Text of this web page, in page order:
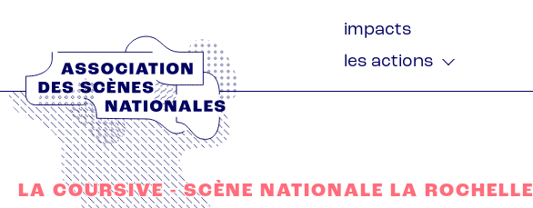
contenu
principal
Navigation
principale
impacts
les actions
LA COURSIVE - SCÈNE NATIONALE LA ROCHELLE